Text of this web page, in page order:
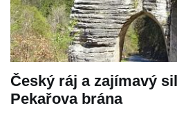
Český ráj a zajímavý
Pekařova brána